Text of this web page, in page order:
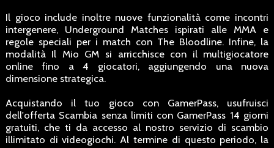
Il gioco include inoltre nuove funzionalità come incontri
intergenere, Underground Matches ispirati alle MMA e
regole speciali per i match con The Bloodline. Infine, la
modalità Il Mio GM si arricchisce con il multigiocatore
online fino a 4 giocatori, aggiungendo una nuova
dimensione strategica.
Acquistando il tuo gioco con GamerPass, usufruisci
dell'offerta Scambia senza limiti con GamerPass 14 giorni
gratuiti, che ti da accesso al nostro servizio di scambio
illimitato di videogiochi. Al termine di questo periodo, la